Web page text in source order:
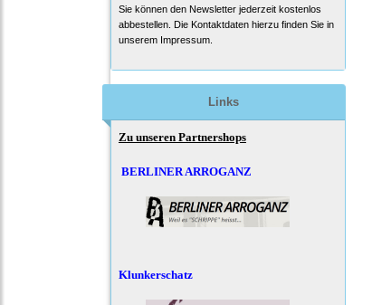
Sie können den Newsletter jederzeit kostenlos
abbestellen. Die Kontaktdaten hierzu finden Sie in
unserem Impressum.
Links
Zu unseren Partnershops
BERLINER ARROGANZ
Klunkerschatz